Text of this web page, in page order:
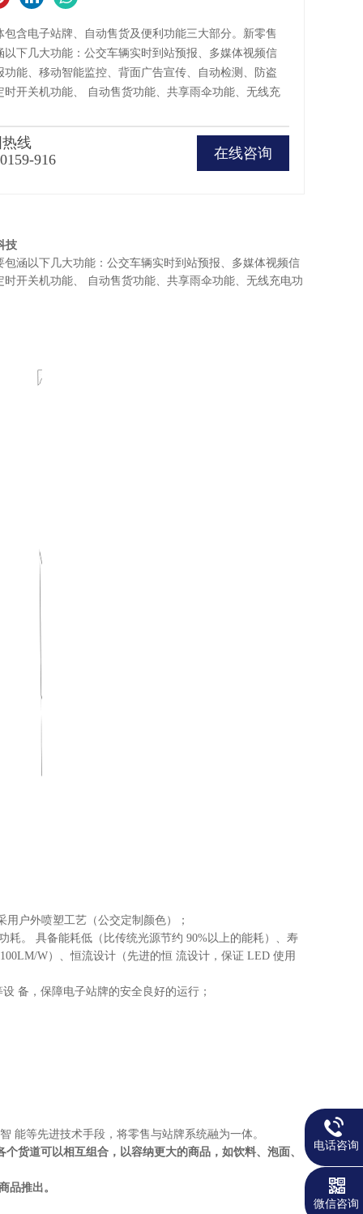
包含电子站牌、自动售货及便利功能三大部分。新零售
以下几大功能：公交车辆实时到站预报、多媒体视频信
功能、移动智能监控、背面广告宣传、自动检测、防盗
时开关机功能、 自动售货功能、共享雨伞功能、无线充
在线咨询
线
916
技
包涵以下几大功能：公交车辆实时到站预报、多媒体视频信
时开关机功能、 自动售货功能、 共享雨伞功能、 无线充电功
户外喷塑工艺（公交定制颜色）；
。 具备能耗低（比传统光源节约 90%以上的能耗）、寿
W）、恒流设计（先进的恒 流设计，保证 LED 使用
备，保障电子站牌的安全良好的运行；
等先进技术手段，将零售与站牌系统融为一体。
货道可以相互组合，以容纳更大的商品，如饮料、泡面、
品推出。
电话咨询
微信咨询